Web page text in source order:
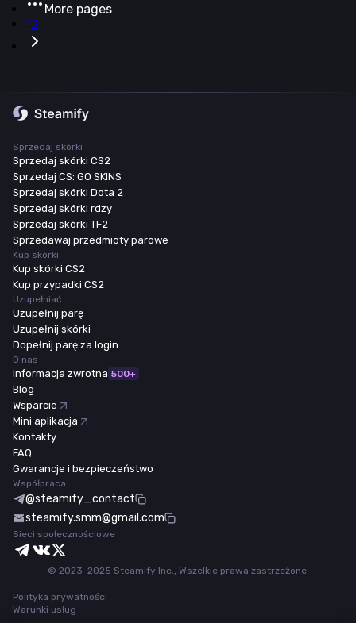
More pages
12
Sprzedaj skórki
Sprzedaj skórki CS2
Sprzedaj CS: GO SKINS
Sprzedaj skórki Dota 2
Sprzedaj skórki rdzy
Sprzedaj skórki TF2
Sprzedawaj przedmioty parowe
Kup skórki
Kup skórki CS2
Kup przypadki CS2
Uzupełniać
Uzupełnij parę
Uzupełnij skórki
Dopełnij parę za login
O nas
Informacja zwrotna 500+
Blog
Wsparcie
Mini aplikacja
Kontakty
FAQ
Gwarancje i bezpieczeństwo
Współpraca
@steamify_contact
steamify.smm@gmail.com
Sieci społecznościowe
© 2023-2025 Steamify Inc., Wszelkie prawa zastrzeżone.
Polityka prywatności
Warunki usług